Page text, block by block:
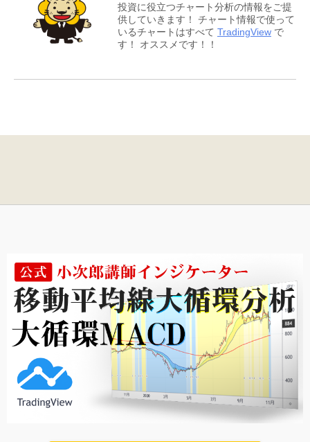
投資に役立つチャート分析の情報をご提
供していきます！ チャート情報で使って
いるチャートはすべて TradingView で
す！ オススメです！！